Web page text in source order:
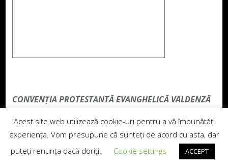
CONVENŢIA PROTESTANTĂ EVANGHELICĂ VALDENZĂ
Biserica Evanghelică-Lutherană Sinod
Prezbiteriană , nici cu Biserica Evanghelică C.A. din
România, și nici cu alte grupări religioase sau
Acest site web utilizează cookie-uri pentru a vă îmbunătăți
experiența. Vom presupune că sunteți de acord cu asta, dar
puteți renunța dacă doriți.
Cookie settings ACCEPT